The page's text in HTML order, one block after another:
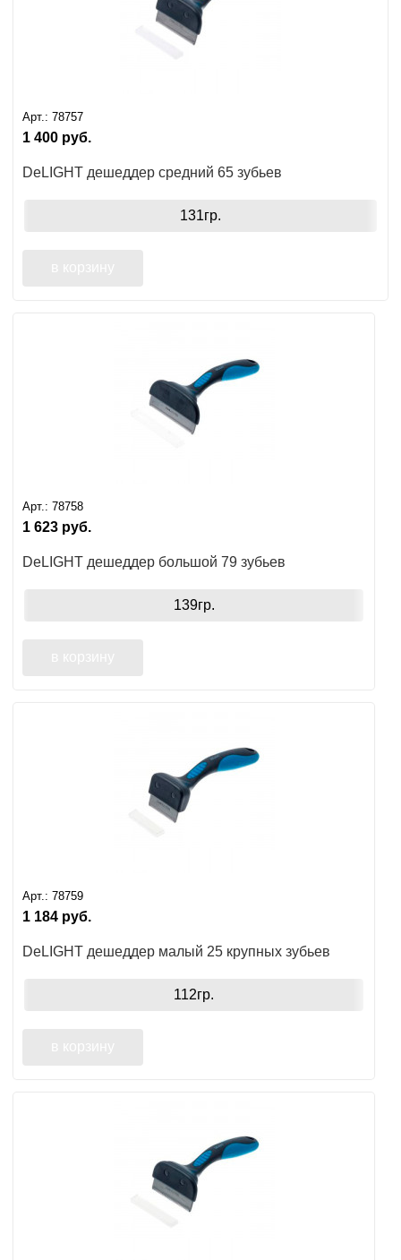
Арт.: 78757
1 400 руб.
DeLIGHT дешеддер средний 65 зубьев
131гр.
Арт.: 78758
1 623 руб.
DeLIGHT дешеддер большой 79 зубьев
139гр.
Арт.: 78759
1 184 руб.
DeLIGHT дешеддер малый 25 крупных зубьев
112гр.